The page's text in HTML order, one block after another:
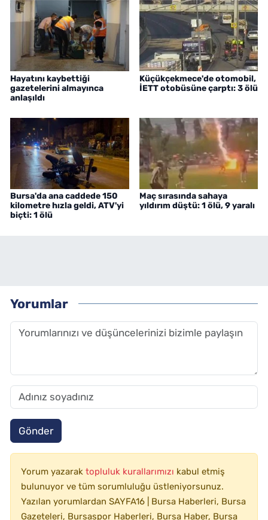
Hayatını kaybettiği
gazetelerini almayınca
anlaşıldı
Küçükçekmece'de otomobil,
İETT otobüsüne çarptı: 3 ölü
Bursa'da ana caddede 150
kilometre hızla geldi, ATV'yi
biçti: 1 ölü
Maç sırasında sahaya
yıldırım düştü: 1 ölü, 9 yaralı
Yorumlar
Gönder
Yorum yazarak topluluk kurallarımızı kabul etmiş
bulunuyor ve tüm sorumluluğu üstleniyorsunuz.
Yazılan yorumlardan SAYFA16 | Bursa Haberleri, Bursa
Gazeteleri, Bursaspor Haberleri, Bursa Haber, Bursa